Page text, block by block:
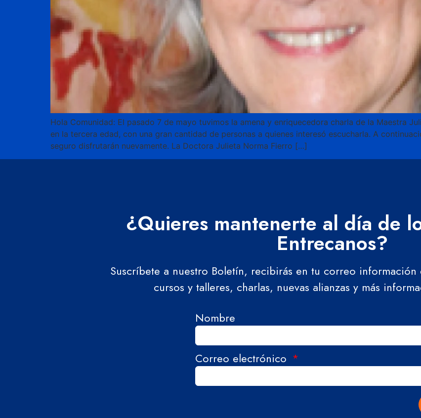
Hola Comunidad: El pasado 7 de mayo tuvimos la amena y enriquecedora charla de la Maestra
en la tercera edad, con una gran cantidad de personas a quienes interesó escucharla. A
seguro disfrutarán nuevamente. La Doctora Julieta Norma Fierro […]
¿Quieres mantenerte al día de
Entrecanos?
Suscríbete a nuestro Boletín, recibirás en tu correo información
cursos y talleres, charlas, nuevas alianzas y más
Nombre
Correo electrónico